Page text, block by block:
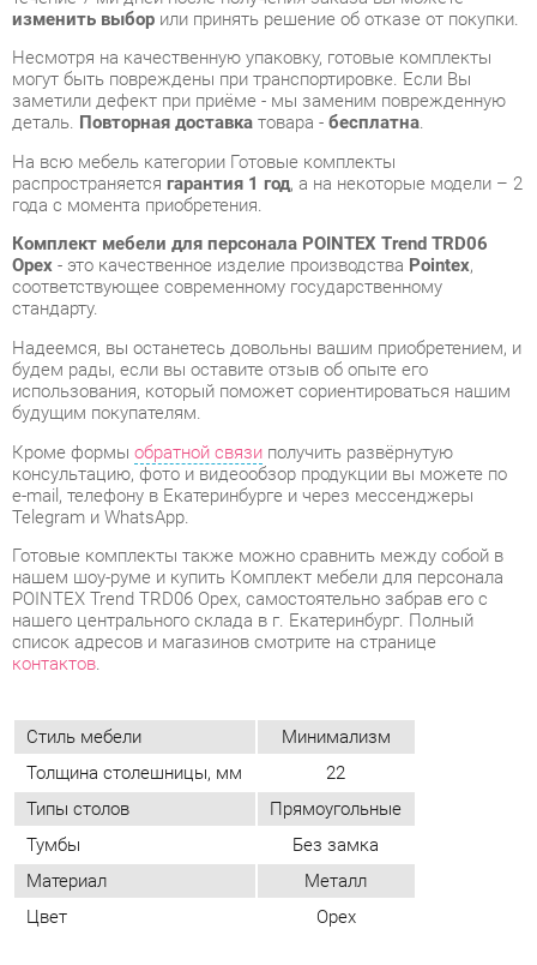
На всю мебель категории Готовые комплекты
года с момента приобретения.
Комплект мебели для персонала POINTEX Trend TRD06
Орех- это качественное изделие производстваPointex
стандарту.
Надеемся, вы останетесь довольны вашим приобретением, и
будем рады, если вы оставите отзыв об опыте его
использования, который поможет сориентироваться нашим
будущим покупателям.
Кроме формыобратной связи получить развёрнутую
консультацию, фото и видеообзор продукции вы можете по
e-mail, телефону в Екатеринбурге и через мессенджеры
Telegram и WhatsApp.
Готовые комплекты также можно сравнить между собой в
нашем шоу-руме и купить Комплект мебели для персонала
POINTEX Trend TRD06 Орех, самостоятельно забрав его с
нашего центрального склада в г. Екатеринбург. Полный
список адресов и магазинов смотрите на странице
контактов.
Стиль мебели
Минимализм
Толщина столешницы, мм
22
Типы столов
Прямоугольные
Тумбы
Цвет
Орех
ОТЗЫВЫ
Пока нет отзывов, поделитесь первым своим мнением.
ДОБАВИТЬ ОТЗЫВ